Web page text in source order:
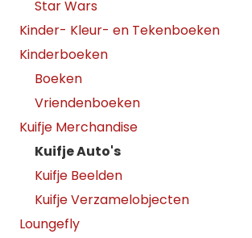
Star Wars
Kinder- Kleur- en Tekenboeken
Kinderboeken
Boeken
Vriendenboeken
Kuifje Merchandise
Kuifje Auto's
Kuifje Beelden
Kuifje Verzamelobjecten
Loungefly